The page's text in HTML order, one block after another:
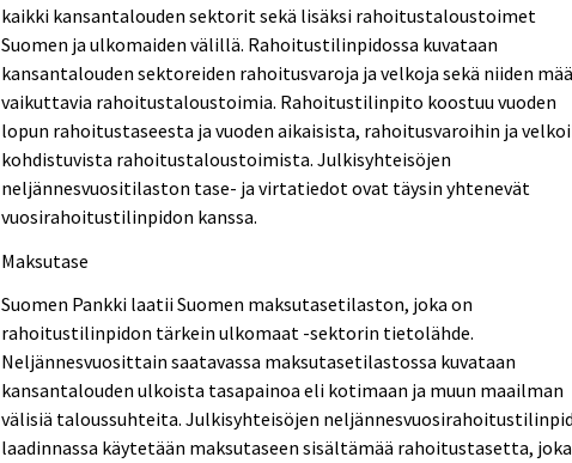
kaikki kansantalouden sektorit sekä lisäksi rahoitustaloustoimet
Suomen ja ulkomaiden välillä. Rahoitustilinpidossa kuvataan
kansantalouden sektoreiden rahoitusvaroja ja velkoja sekä niiden
vaikuttavia rahoitustaloustoimia. Rahoitustilinpito koostuu vuoden
lopun rahoitustaseesta ja vuoden aikaisista, rahoitusvaroihin ja
kohdistuvista rahoitustaloustoimista. Julkisyhteisöjen
neljännesvuositilaston tase- ja virtatiedot ovat täysin yhtenevät
vuosirahoitustilinpidon kanssa.
Maksutase
Suomen Pankki laatii Suomen maksutasetilaston, joka on
rahoitustilinpidon tärkein ulkomaat -sektorin tietolähde.
Neljännesvuosittain saatavassa maksutasetilastossa kuvataan
kansantalouden ulkoista tasapainoa eli kotimaan ja muun maailman
välisiä taloussuhteita. Julkisyhteisöjen
laadinnassa käytetään maksutaseen sisältämää rahoitustasetta, joka